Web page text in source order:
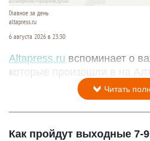
Главное за день
altapress.ru
6 августа 2026 в 23:30
Altapress.ru вспоминает о
которые произошли в на
Читать
Как пройдут выходные 7-9